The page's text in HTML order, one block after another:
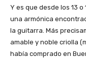
Y es que desde los 13
una armónica
la guitarra. Más
amable y noble criolla
había comprado en